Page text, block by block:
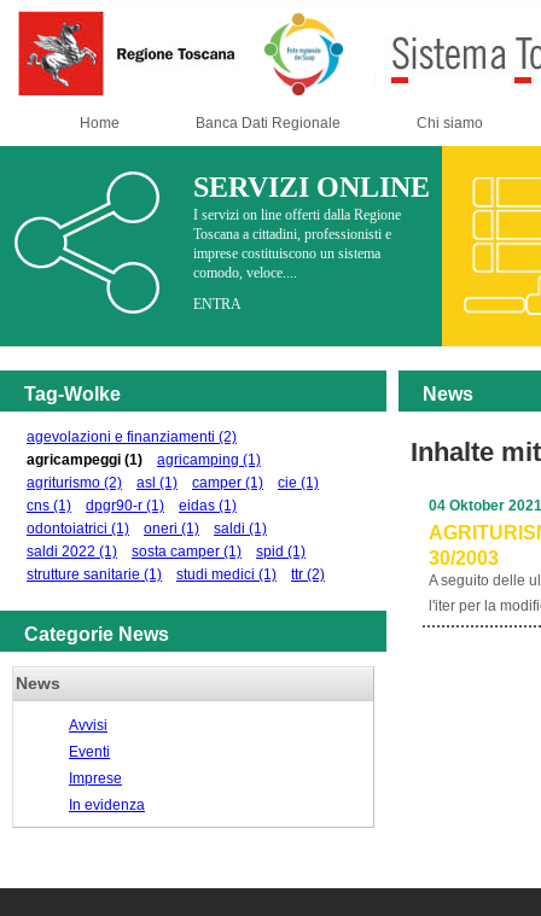
Home Banca Dati Regionale Chi siamo
SERVIZI ONLINE
I servizi on line offerti dalla Regione
Toscana a cittadini, professionisti e
imprese costituiscono un sistema
comodo, veloce....
ENTRA
Tag-Wolke
agevolazioni e finanziamenti (2)
agricampeggi (1) agricamping (1)
agriturismo (2) asl (1) camper (1) cie (1)
cns (1) dpgr90-r (1) eidas (1)
odontoiatrici (1) oneri (1) saldi (1)
saldi 2022 (1) sosta camper (1) spid (1)
strutture sanitarie (1) studi medici (1) ttr (2)
Categorie News
News
Avvisi
Eventi
Imprese
In evidenza
News
Inhalte
30/2003
A seguito delle
l'iter per la
04 Oktober 2021